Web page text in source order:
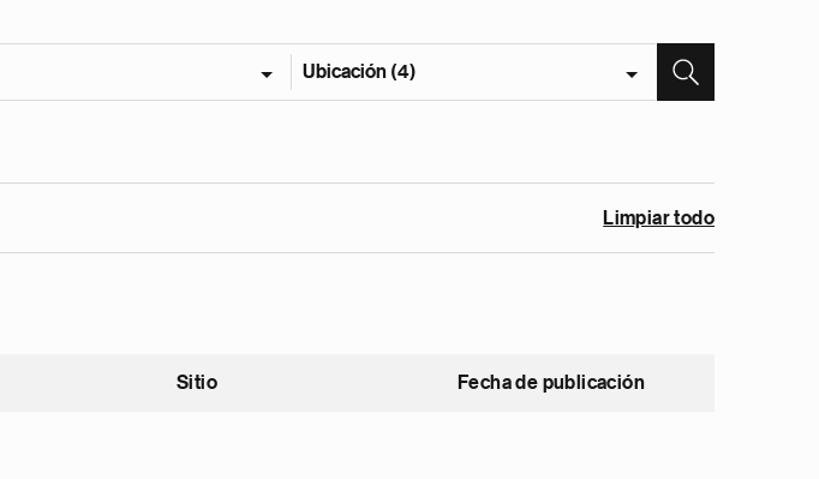
Ubicación (4)
Limpiar todo
Sitio Fecha de publicación